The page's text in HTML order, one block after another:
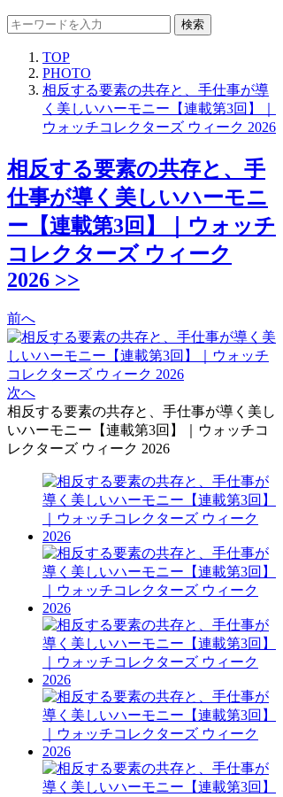
検索
TOP
PHOTO
相反する要素の共存と、手仕事が導
く美しいハーモニー【連載第3回】｜
ウォッチコレクターズ ウィーク 2026
相反する要素の共存と、手
仕事が導く美しいハーモニ
ー【連載第3回】｜ウォッチ
コレクターズ ウィーク
2026 >>
前へ
次へ
相反する要素の共存と、手仕事が導く美し
いハーモニー【連載第3回】｜ウォッチコ
レクターズ ウィーク 2026